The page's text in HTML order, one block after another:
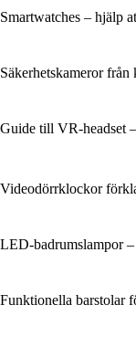
Smartwatches – hjälp
Säkerhetskameror
Guide till VR-headset
Videodörrklockor
LED-badrumslampor
Funktionella barstolar